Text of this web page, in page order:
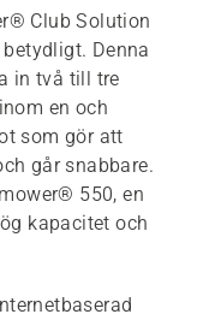
Club Solution
Denna
in två till tre
en och
som gör att
går snabbare.
550, en
kapacitet och